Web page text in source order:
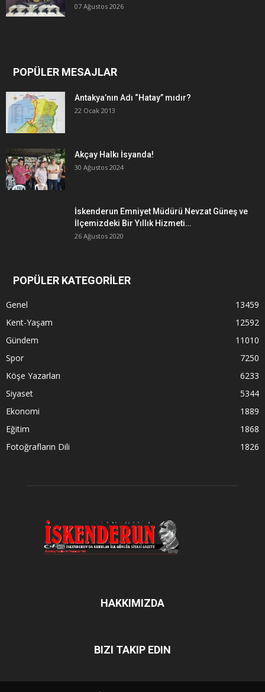
07 Ağustos 2026
POPÜLER MESAJLAR
Antakya’nın Adı “Hatay” mıdır?
22 Ocak 2013
Akçay Halkı İsyanda!
30 Ağustos 2024
İskenderun Emniyet Müdürü Nevzat Güneş ve
İlçemizdeki Bir Yıllık Hizmeti…
26 Ağustos 2020
POPÜLER KATEGORİLER
Genel
13459
Kent-Yaşam
12592
Gündem
11010
Spor
7250
Köşe Yazarları
6233
Siyaset
5344
Ekonomi
1889
Eğitim
1868
Fotoğrafların Dili
1826
HAKKIMIZDA
BIZI TAKIP EDIN